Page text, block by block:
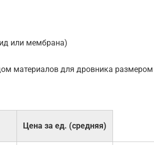
или мембрана)
материалов для дровника размером
Цена за ед. (средняя)